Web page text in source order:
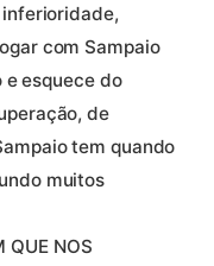
com Sampaio
e esquece do
de
tem quando
muitos
QUE NOS